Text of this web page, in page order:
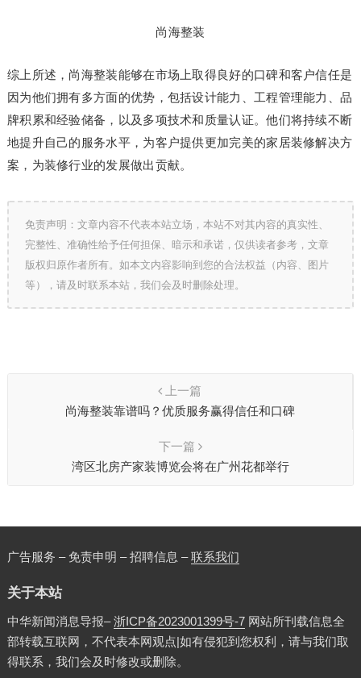
尚海整装
综上所述，尚海整装能够在市场上取得良好的口碑和客户信任是
因为他们拥有多方面的优势，包括设计能力、工程管理能力、品
牌积累和经验储备，以及多项技术和质量认证。他们将持续不断
地提升自己的服务水平，为客户提供更加完美的家居装修解决方
案，为装修行业的发展做出贡献。
免责声明：文章内容不代表本站立场，本站不对其内容的真实性、
完整性、准确性给予任何担保、暗示和承诺，仅供读者参考，文章
版权归原作者所有。如本文内容影响到您的合法权益（内容、图片
等），请及时联系本站，我们会及时删除处理。
上一篇
尚海整装靠谱吗？优质服务赢得信任和口碑
下一篇
湾区北房产家装博览会将在广州花都举行
广告服务 – 免责申明 – 招聘信息 –联系我们
关于本站
中华新闻消息导报–浙ICP备2023001399号-7网站所刊载信息全
部转载互联网，不代表本网观点|如有侵犯到您权利，请与我们取
得联系，我们会及时修改或删除。